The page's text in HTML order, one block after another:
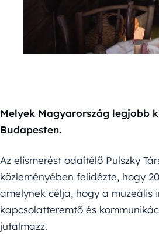
Melyek Magyarország legjobb
Budapesten.
Az elismerést odaítélő Pulszky
közleményében felidézte, hogy
amelynek célja, hogy a muzeális
kapcsolatteremtő és
jutalmazz.